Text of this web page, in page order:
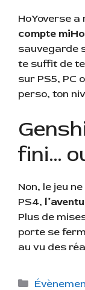
HoYoverse
compte
sauvegarde
te suffit de
sur PS5, PC
perso, ton
fini…
Non, le jeu
PS4,
Plus de
porte se
au vu des
C